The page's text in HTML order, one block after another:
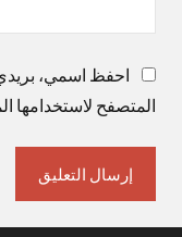
احفظ اسمي، بريدي
المتصفح لاستخدامها